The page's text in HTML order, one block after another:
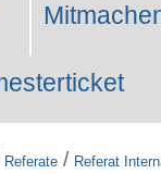
Referate / Referat